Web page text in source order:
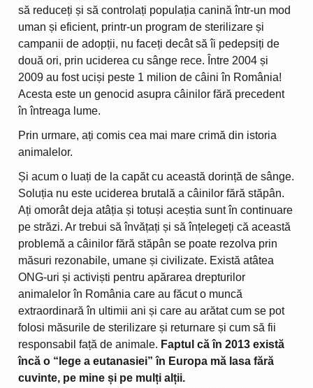
să reduceți și să controlați populația canină într-un mod
uman și eficient, printr-un program de sterilizare și
campanii de adopții, nu faceți decât să îi pedepsiți de
două ori, prin uciderea cu sânge rece. Între 2004 și
2009 au fost uciși peste 1 milion de câini în România!
Acesta este un genocid asupra câinilor fără precedent
în întreaga lume.
Prin urmare, ați comis cea mai mare crimă din istoria
animalelor.
Și acum o luați de la capăt cu această dorință de sânge.
Soluția nu este uciderea brutală a câinilor fără stăpân.
Ați omorât deja atâția și totuși aceștia sunt în continuare
pe străzi. Ar trebui să învățați și să înțelegeți că această
problemă a câinilor fără stăpân se poate rezolva prin
măsuri rezonabile, umane și civilizate. Există atâtea
ONG-uri și activiști pentru apărarea drepturilor
animalelor în România care au făcut o muncă
extraordinară în ultimii ani și care au arătat cum se pot
folosi măsurile de sterilizare și returnare și cum să fii
responsabil față de animale. Faptul că în 2013 există
încă o “lege a eutanasiei” în Europa mă lasa fără
cuvinte, pe mine și pe mulți alții.